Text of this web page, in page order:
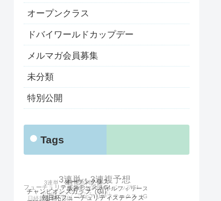
オープンクラス
ドバイワールドカップデー
メルマガ会員募集
未分類
特別公開
Tags